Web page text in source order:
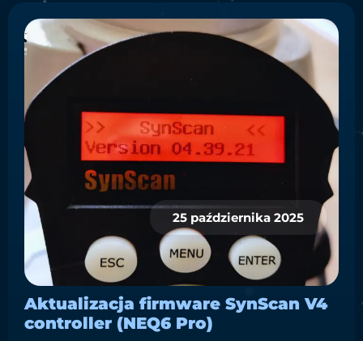
Aktualizacja firmware SynScan V4
controller (NEQ6 Pro)
25 października 2025